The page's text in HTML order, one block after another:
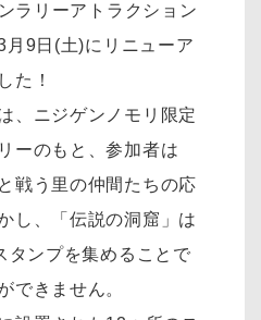
ラリーアトラクション
月9日(土)にリニューア
た！
、ニジゲンノモリ限定
ーのもと、参加者は
戦う里の仲間たちの応
し、「伝説の洞窟」は
タンプを集めることで
できません。